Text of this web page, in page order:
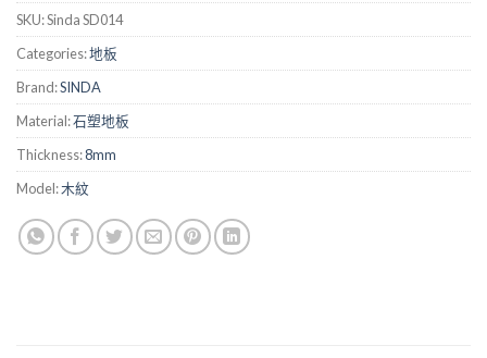
SKU:Sinda SD014
Categories:地板
Brand:SINDA
Material:石塑地板
Thickness:8mm
Model:木紋